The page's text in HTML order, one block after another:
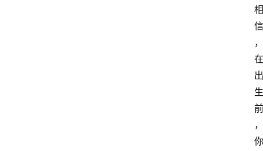
相
信
，
在
出
生
前
，
你